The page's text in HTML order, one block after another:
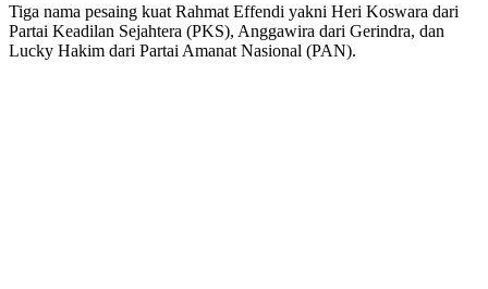
Tiga nama pesaing kuat Rahmat Effendi yakni Heri Koswara dari
Partai Keadilan Sejahtera (PKS), Anggawira dari Gerindra, dan
Lucky Hakim dari Partai Amanat Nasional (PAN).